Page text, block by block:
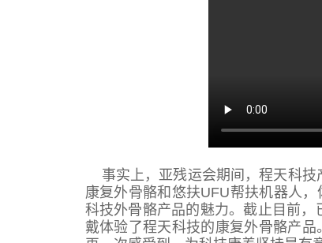
事实上，亚残运会期间，程天科
康复外骨骼和悠扶UFU帮扶机器人
科技外骨骼产品的魅力。截止目前
戴体验了程天科技的康复外骨骼产